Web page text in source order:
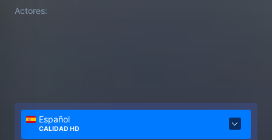
Actores:
Español
CALIDAD HD